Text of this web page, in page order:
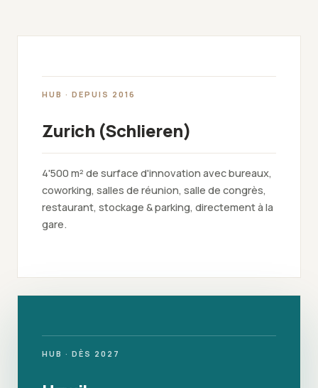
HUB · DEPUIS 2016
Zurich (Schlieren)
4'500 m² de surface d'innovation avec bureaux,
coworking, salles de réunion, salle de congrès,
restaurant, stockage & parking, directement à la
gare.
HUB · DÈS 2027